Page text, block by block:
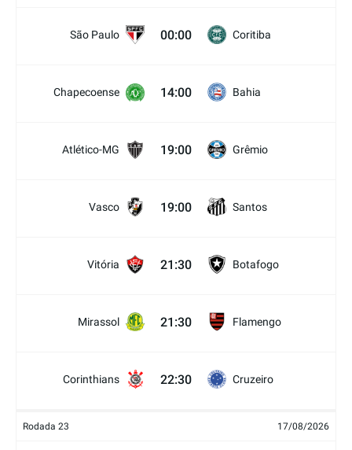
São Paulo 00:00 Coritiba
Chapecoense 14:00 Bahia
Atlético-MG 19:00 Grêmio
Vasco 19:00 Santos
Vitória 21:30 Botafogo
Mirassol 21:30 Flamengo
Corinthians 22:30 Cruzeiro
Rodada 23 17/08/2026